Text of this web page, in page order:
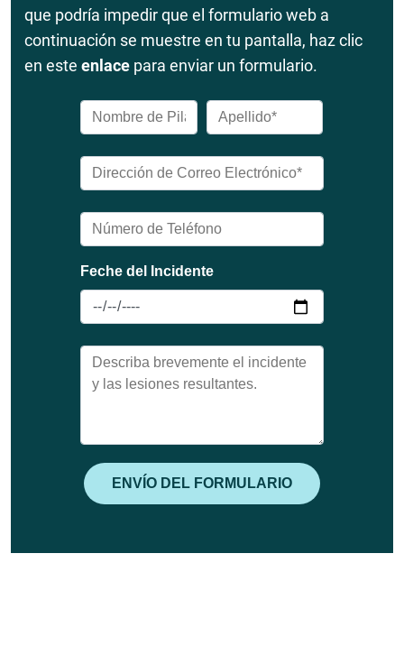
que podría impedir que el formulario web a
continuación se muestre en tu pantalla, haz clic
en este enlace para enviar un formulario.